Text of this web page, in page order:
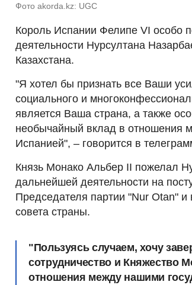
Фото akorda.kz: UGC
Король Испании Фелипе VI особо
деятельности Нурсултана
Казахстана.
"Я хотел бы признать все Ваши
социального и
является Ваша страна, а также
необычайный вклад в отношения
Испанией", – говорится в
Князь Монако Альбер II пожелал
дальнейшей деятельности на
Председателя партии "Nur Otan" и
совета страны.
"Пользуясь случаем, хочу
сотрудничество и Княжество
отношения между нашими